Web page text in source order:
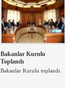
Bakanlar Kurulu
Toplandı
Bakanlar Kurulu toplandı.